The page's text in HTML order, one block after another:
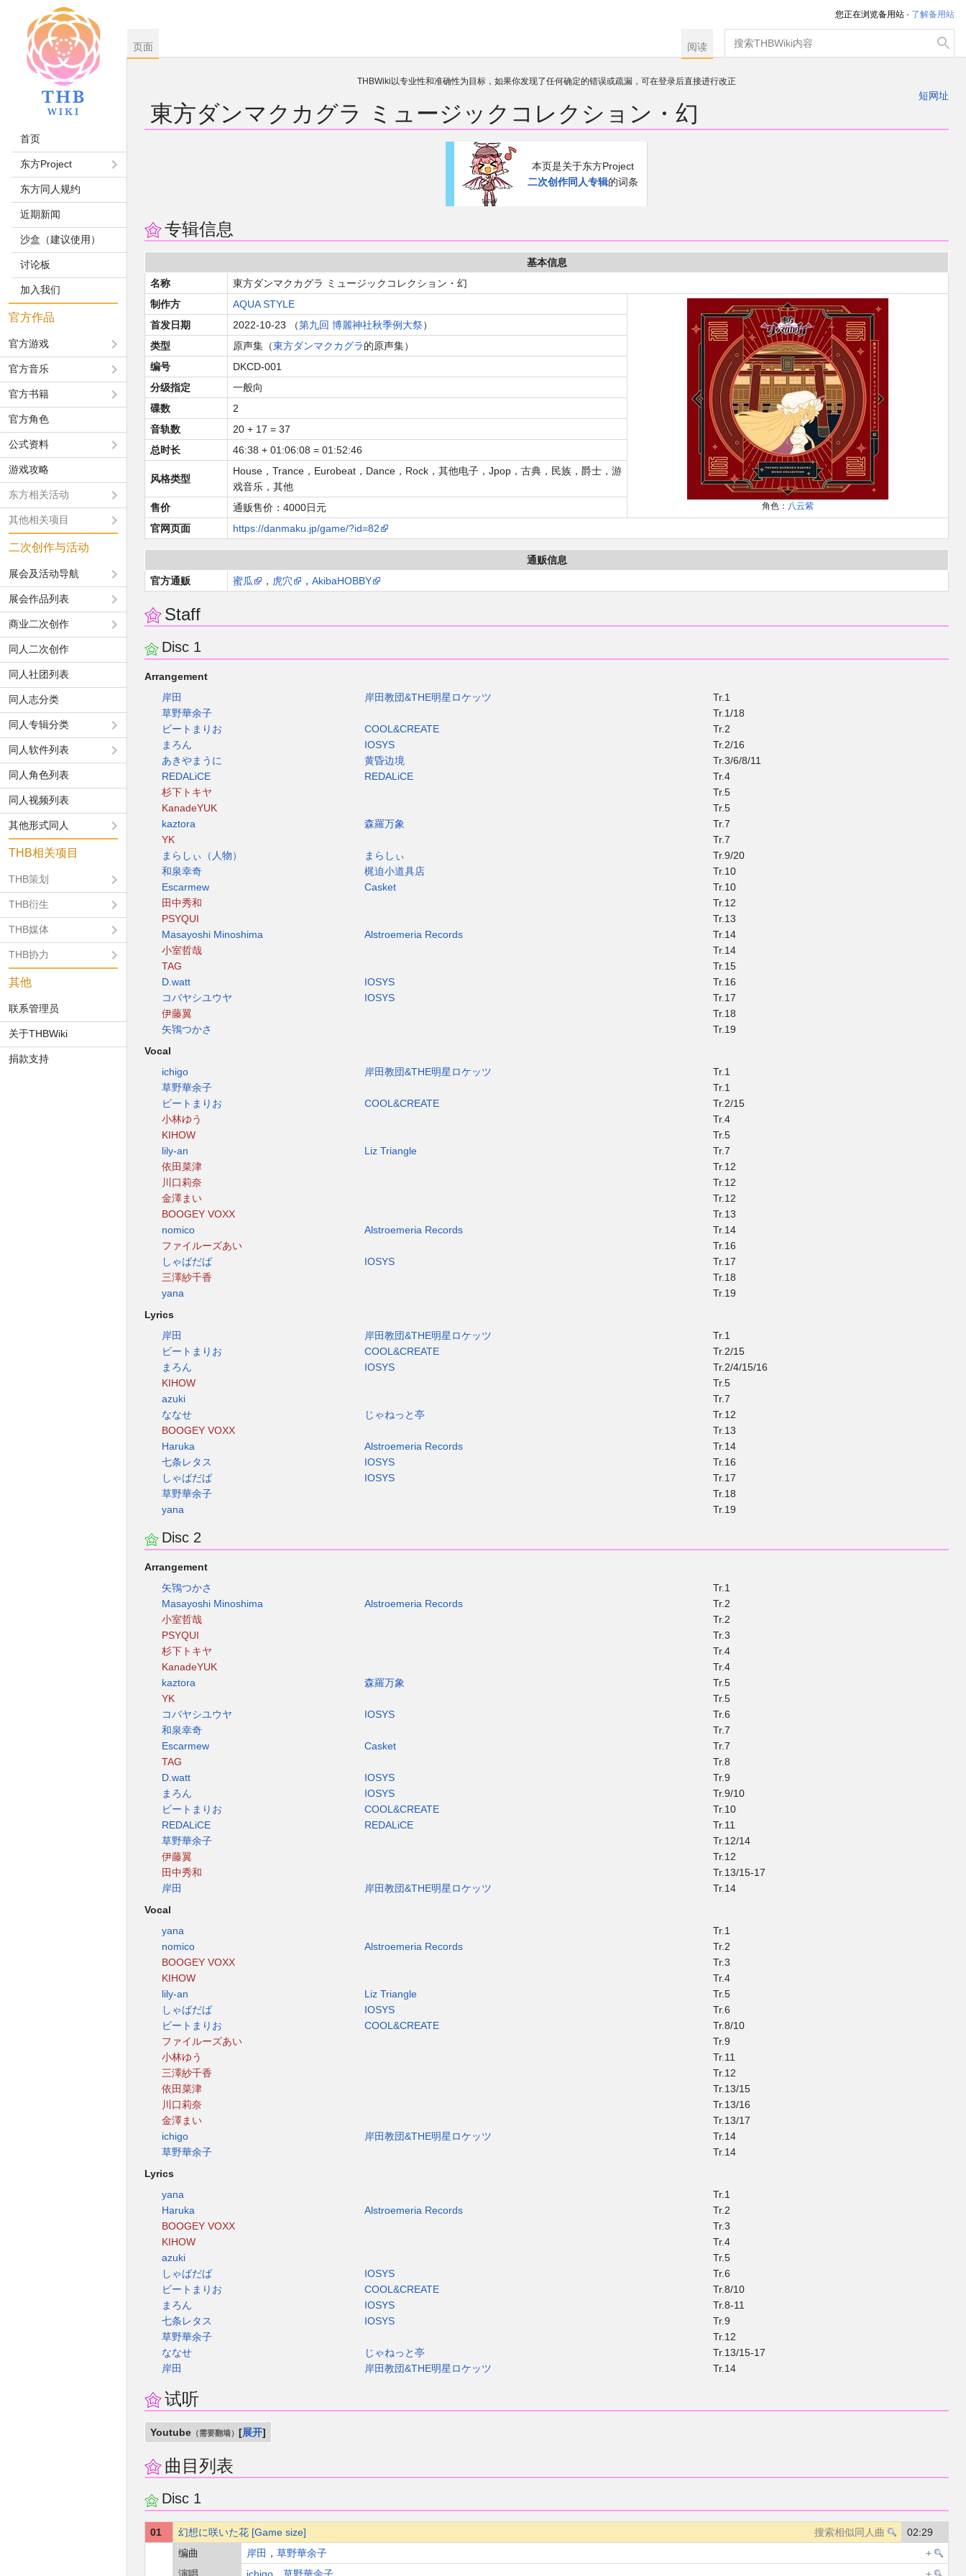
THBWiki以专业性和准确性为目标，如果你发现了任何确定的错误或疏漏，可在登录后直接进行改正
有任何意见、建议、求助、反馈都可以在
提出
短网址
東方ダンマクカグラ ミュージックコレクション・幻
本页是关于东方Project
二次创作同人专辑的词条
专辑信息
基本信息
名称
東方ダンマクカグラ ミュージックコレクション・幻
制作方
AQUA STYLE
角色： 八云紫
首发日期 2022-10-23 （第九回 博麗神社秋季例大祭）
类型
原声集（東方ダンマクカグラ的原声集）
编号
DKCD-001
分级指定
一般向
碟数
2
音轨数
20 + 17 = 37
总时长
46:38 + 01:06:08 = 01:52:46
风格类型
House，Trance，Eurobeat，Dance，Rock，其他电子，Jpop，古典，民族，爵士，游
戏音乐，其他
售价
通贩售价：4000日元
官网页面
https://danmaku.jp/game/?id=82
通贩信息
官方通贩
蜜瓜 ， 虎穴 ， AkibaHOBBY
Staff
Disc 1
Arrangement
岸田
岸田教団&THE明星ロケッツ
Tr.1
草野華余子
Tr.1/18
ビートまりお
COOL&CREATE
Tr.2
まろん
IOSYS
Tr.2/16
あきやまうに
黄昏边境
Tr.3/6/8/11
REDALiCE
REDALiCE
Tr.4
杉下トキヤ
Tr.5
KanadeYUK
Tr.5
kaztora
森羅万象
Tr.7
YK
Tr.7
まらしぃ（人物）
まらしぃ
Tr.9/20
和泉幸奇
梶迫小道具店
Tr.10
Escarmew
Casket
Tr.10
田中秀和
Tr.12
PSYQUI
Tr.13
Masayoshi Minoshima
Alstroemeria Records
Tr.14
小室哲哉
Tr.14
TAG
Tr.15
D.watt
IOSYS
Tr.16
コバヤシユウヤ
IOSYS
Tr.17
伊藤翼
Tr.18
矢鴇つかさ
Tr.19
Vocal
ichigo
岸田教団&THE明星ロケッツ
Tr.1
草野華余子
Tr.1
ビートまりお
COOL&CREATE
Tr.2/15
小林ゆう
Tr.4
KIHOW
Tr.5
lily-an
Liz Triangle
Tr.7
依田菜津
Tr.12
川口莉奈
Tr.12
金澤まい
Tr.12
BOOGEY VOXX
Tr.13
nomico
Alstroemeria Records
Tr.14
ファイルーズあい
Tr.16
しゃばだば
IOSYS
Tr.17
三澤紗千香
Tr.18
yana
Tr.19
Lyrics
岸田
岸田教団&THE明星ロケッツ
Tr.1
ビートまりお
COOL&CREATE
Tr.2/15
まろん
IOSYS
Tr.2/4/15/16
KIHOW
Tr.5
azuki
Tr.7
ななせ
じゃねっと亭
Tr.12
BOOGEY VOXX
Tr.13
Haruka
Alstroemeria Records
Tr.14
七条レタス
IOSYS
Tr.16
しゃばだば
IOSYS
Tr.17
草野華余子
Tr.18
yana
Tr.19
Disc 2
Arrangement
矢鴇つかさ
Tr.1
Masayoshi Minoshima
Alstroemeria Records
Tr.2
小室哲哉
Tr.2
PSYQUI
Tr.3
杉下トキヤ
Tr.4
KanadeYUK
Tr.4
kaztora
森羅万象
Tr.5
YK
Tr.5
コバヤシユウヤ
IOSYS
Tr.6
和泉幸奇
Tr.7
Escarmew
Casket
Tr.7
TAG
Tr.8
D.watt
IOSYS
Tr.9
まろん
IOSYS
Tr.9/10
ビートまりお
COOL&CREATE
Tr.10
REDALiCE
REDALiCE
Tr.11
草野華余子
Tr.12/14
伊藤翼
Tr.12
田中秀和
Tr.13/15-17
岸田
岸田教団&THE明星ロケッツ
Tr.14
Vocal
yana
Tr.1
nomico
Alstroemeria Records
Tr.2
BOOGEY VOXX
Tr.3
KIHOW
Tr.4
lily-an
Liz Triangle
Tr.5
しゃばだば
IOSYS
Tr.6
ビートまりお
COOL&CREATE
Tr.8/10
ファイルーズあい
Tr.9
小林ゆう
Tr.11
三澤紗千香
Tr.12
依田菜津
Tr.13/15
川口莉奈
Tr.13/16
金澤まい
Tr.13/17
ichigo
岸田教団&THE明星ロケッツ
Tr.14
草野華余子
Tr.14
Lyrics
yana
Tr.1
Haruka
Alstroemeria Records
Tr.2
BOOGEY VOXX
Tr.3
KIHOW
Tr.4
azuki
Tr.5
しゃばだば
IOSYS
Tr.6
ビートまりお
COOL&CREATE
Tr.8/10
まろん
IOSYS
Tr.8-11
七条レタス
IOSYS
Tr.9
草野華余子
Tr.12
ななせ
じゃねっと亭
Tr.13/15-17
岸田
岸田教団&THE明星ロケッツ Tr.14
试听
展开
Youtube （需要翻墙）
曲目列表
Disc 1
01 幻想に咲いた花 [Game size]
02:29
编曲
岸田 ， 草野華余子
您正在浏览备用站 · 了解备用站
页面 阅读
搜
索
首页
东方Project
东方同人规约
近期新闻
沙盒（建议使用）
讨论板
加入我们
官方作品
官方游戏
官方音乐
官方书籍
官方角色
公式资料
游戏攻略
东方相关活动
其他相关项目
二次创作与活动
展会及活动导航
展会作品列表
商业二次创作
同人二次创作
同人社团列表
同人志分类
同人专辑分类
同人软件列表
同人角色列表
同人视频列表
其他形式同人
THB相关项目
THB策划
THB衍生
THB媒体
THB协力
其他
联系管理员
关于THBWiki
捐款支持